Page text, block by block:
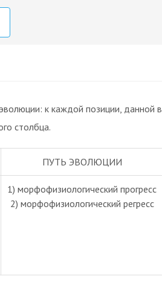
к каждой позиции, данной в
столбца.
ПУТЬ ЭВОЛЮЦИИ
1) морфофизиологический прогресс
2) морфофизиологический регресс